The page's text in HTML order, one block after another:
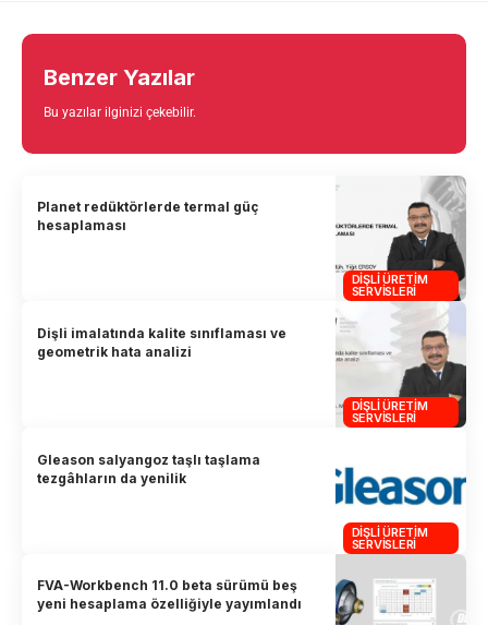
Benzer Yazılar
Bu yazılar ilginizi çekebilir.
DIŞLI ÜRETIM
SERVISLERI
Planet redüktörlerde termal güç
hesaplaması
DIŞLI ÜRETIM
SERVISLERI
Dişli imalatında kalite sınıflaması ve
geometrik hata analizi
DIŞLI ÜRETIM
SERVISLERI
Gleason salyangoz taşlı taşlama
tezgâhların da yenilik
FVA-Workbench 11.0 beta sürümü beş
yeni hesaplama özelliğiyle yayımlandı